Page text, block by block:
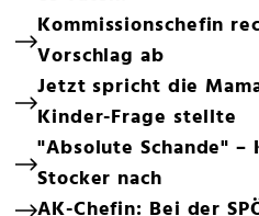
Kommissionschefin
Vorschlag ab
Jetzt spricht die
Kinder-Frage stellte
"Absolute Schande"
Stocker nach